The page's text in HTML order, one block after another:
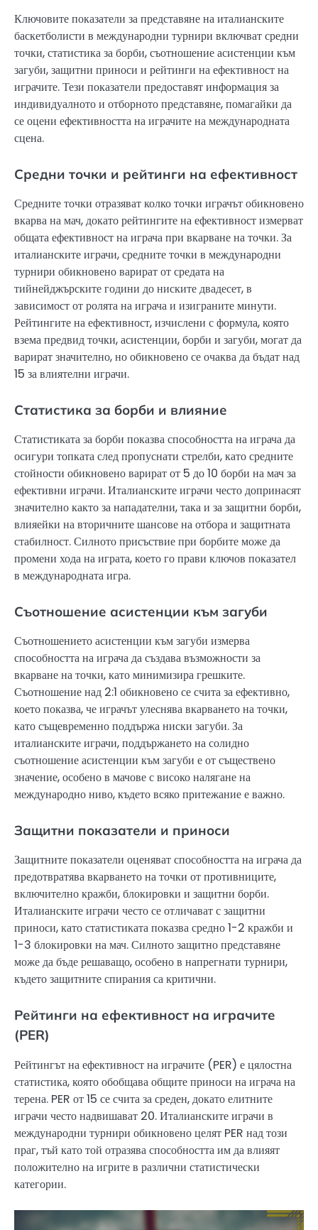
Ключовите показатели за представяне на италианските
баскетболисти в международни турнири включват средни
точки, статистика за борби, съотношение асистенции към
загуби, защитни приноси и рейтинги на ефективност на
играчите. Тези показатели предоставят информация за
индивидуалното и отборното представяне, помагайки да
се оцени ефективността на играчите на международната
сцена.
Средни точки и рейтинги на ефективност
Средните точки отразяват колко точки играчът обикновено
вкарва на мач, докато рейтингите на ефективност измерват
общата ефективност на играча при вкарване на точки. За
италианските играчи, средните точки в международни
турнири обикновено варират от средата на
тийнейджърските години до ниските двадесет, в
зависимост от ролята на играча и изиграните минути.
Рейтингите на ефективност, изчислени с формула, която
взема предвид точки, асистенции, борби и загуби, могат да
варират значително, но обикновено се очаква да бъдат над
15 за влиятелни играчи.
Статистика за борби и влияние
Статистиката за борби показва способността на играча да
осигури топката след пропуснати стрелби, като средните
стойности обикновено варират от 5 до 10 борби на мач за
ефективни играчи. Италианските играчи често допринасят
значително както за нападателни, така и за защитни борби,
влияейки на вторичните шансове на отбора и защитната
стабилност. Силното присъствие при борбите може да
промени хода на играта, което го прави ключов показател
в международната игра.
Съотношение асистенции към загуби
Съотношението асистенции към загуби измерва
способността на играча да създава възможности за
вкарване на точки, като минимизира грешките.
Съотношение над 2:1 обикновено се счита за ефективно,
което показва, че играчът улеснява вкарването на точки,
като същевременно поддържа ниски загуби. За
италианските играчи, поддържането на солидно
съотношение асистенции към загуби е от съществено
значение, особено в мачове с високо налягане на
международно ниво, където всяко притежание е важно.
Защитни показатели и приноси
Защитните показатели оценяват способността на играча да
предотвратява вкарването на точки от противниците,
включително кражби, блокировки и защитни борби.
Италианските играчи често се отличават с защитни
приноси, като статистиката показва средно 1-2 кражби и
1-3 блокировки на мач. Силното защитно представяне
може да бъде решаващо, особено в напрегнати турнири,
където защитните спирания са критични.
Рейтинги на ефективност на играчите
(PER)
Рейтингът на ефективност на играчите (PER) е цялостна
статистика, която обобщава общите приноси на играча на
терена. PER от 15 се счита за среден, докато елитните
играчи често надвишават 20. Италианските играчи в
международни турнири обикновено целят PER над този
праг, тъй като той отразява способността им да влияят
положително на игрите в различни статистически
категории.